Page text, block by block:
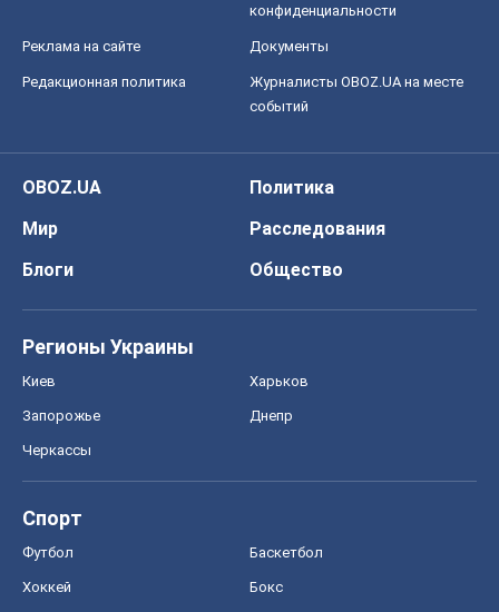
конфиденциальности
Реклама на сайте Документы
Редакционная политика
Журналисты OBOZ.UA на месте
событий
OBOZ.UA
Политика
Мир
Расследования
Блоги
Общество
Регионы Украины
Киев Харьков
Запорожье Днепр
Черкассы
Спорт
Футбол Баскетбол
Хоккей Бокс